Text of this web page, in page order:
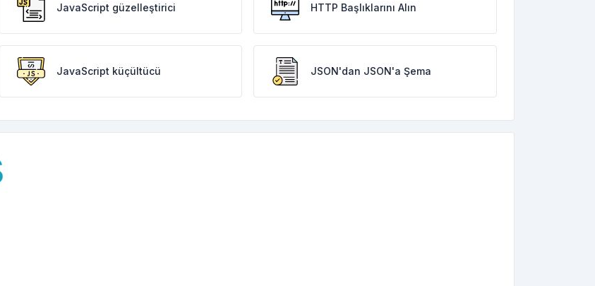
JavaScript güzelleştirici HTTP Başlıklarını Alın
JavaScript küçültücü JSON'dan JSON'a Şema